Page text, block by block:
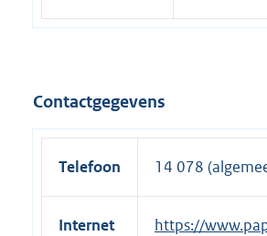
Contactgegevens
Telefoon 14 078
Internet
E
https://